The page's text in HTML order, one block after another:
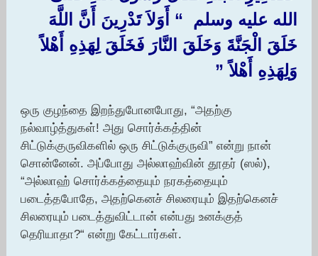
الله عليه وسلم ‏ “‏ أَوَلاَ تَدْرِينَ أَنَّ اللَّهَ
خَلَقَ الْجَنَّةَ وَخَلَقَ النَّارَ فَخَلَقَ لِهَذِهِ أَهْلاً
وَلِهَذِهِ أَهْلاً ‏”‏ ‏‏
ஒரு குழந்தை இறந்துபோனபோது, “அதற்கு
நல்வாழ்த்துகள்! அது சொர்க்கத்தின்
சிட்டுக்குருவிகளில் ஒரு சிட்டுக்குருவி” என்று நான்
சொன்னேன். அப்போது அல்லாஹ்வின் தூதர் (ஸல்),
“அல்லாஹ் சொர்க்கத்தையும் நரகத்தையும்
படைத்தபோதே, அதற்கெனச் சிலரையும் இதற்கெனச்
சிலரையும் படைத்துவிட்டான் என்பது உனக்குத்
தெரியாதா?“ என்று கேட்டார்கள்.